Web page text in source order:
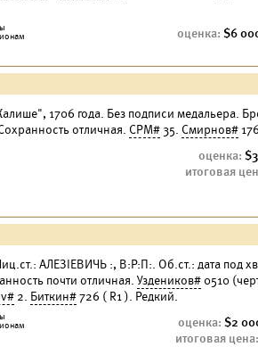
6
1706 года. Без подписи медальера.
отличная. СРМ#35. Смирнов#
АЛЕЗIЕВИЧЬ :, В:Р:П:. Об.ст.: дата под
почти отличная. Уздеников# 0510
2. Биткин#726 ( R1 ). Редкий.
2